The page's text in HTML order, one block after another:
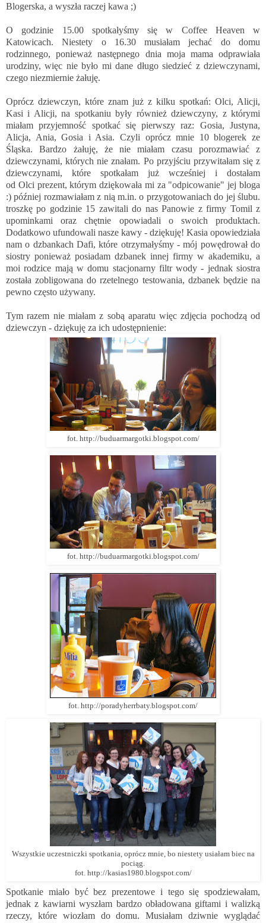
Blogerska, a wyszła raczej kawa ;)
O godzinie 15.00 spotkałyśmy się w Coffee Heaven w
Katowicach. Niestety o 16.30 musiałam jechać do domu
rodzinnego, ponieważ następnego dnia moja mama odprawiała
urodziny, więc nie było mi dane długo siedzieć z dziewczynami,
czego niezmiernie żałuję.
Oprócz dziewczyn, które znam już z kilku spotkań: Olci, Alicji,
Kasi i Alicji, na spotkaniu były również dziewczyny, z którymi
miałam przyjemność spotkać się pierwszy raz: Gosia,Justyna,
Alicja, Ania,Gosia i Asia. Czyli oprócz mnie 10 blogerek ze
Śląska. Bardzo żałuję, że nie miałam czasu porozmawiać z
dziewczynami, których nie znałam. Po przyjściu przywitałam się z
dziewczynami, które spotkałam już wcześniej i dostałam
od Olci prezent, którym dziękowała mi za "odpicowanie" jej bloga
:) później rozmawiałam z nią m.in. o przygotowaniach do jej ślubu.
troszkę po godzinie 15 zawitali do nas Panowie z firmy Tomil z
upominkami oraz chętnie opowiadali o swoich produktach.
Dodatkowo ufundowali nasze kawy - dziękuję! Kasia opowiedziała
nam o dzbankach Dafi, które otrzymałyśmy - mój powędrował do
siostry ponieważ posiadam dzbanek innej firmy w akademiku, a
moi rodzice mają w domu stacjonarny filtr wody - jednak siostra
została zobligowana do rzetelnego testowania, dzbanek będzie na
pewno często używany.
Tym razem nie miałam z sobą aparatu więc zdjęcia pochodzą od
dziewczyn - dziękuję za ich udostępnienie:
fot. http://buduarmargotki.blogspot.com/
fot. http://buduarmargotki.blogspot.com/
fot. http://poradyherrbaty.blogspot.com/
Wszystkie uczestniczki spotkania, oprócz mnie, bo niestety usiałam biec na
pociąg.
fot. http://kasias1980.blogspot.com/
Spotkanie miało być bez prezentowe i tego się spodziewałam,
jednak z kawiarni wyszłam bardzo obładowana giftami i walizką
rzeczy, które wiozłam do domu. Musiałam dziwnie wyglądać